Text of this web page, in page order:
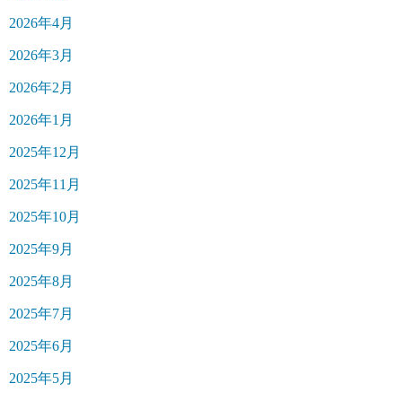
2026年4月
2026年3月
2026年2月
2026年1月
2025年12月
2025年11月
2025年10月
2025年9月
2025年8月
2025年7月
2025年6月
2025年5月